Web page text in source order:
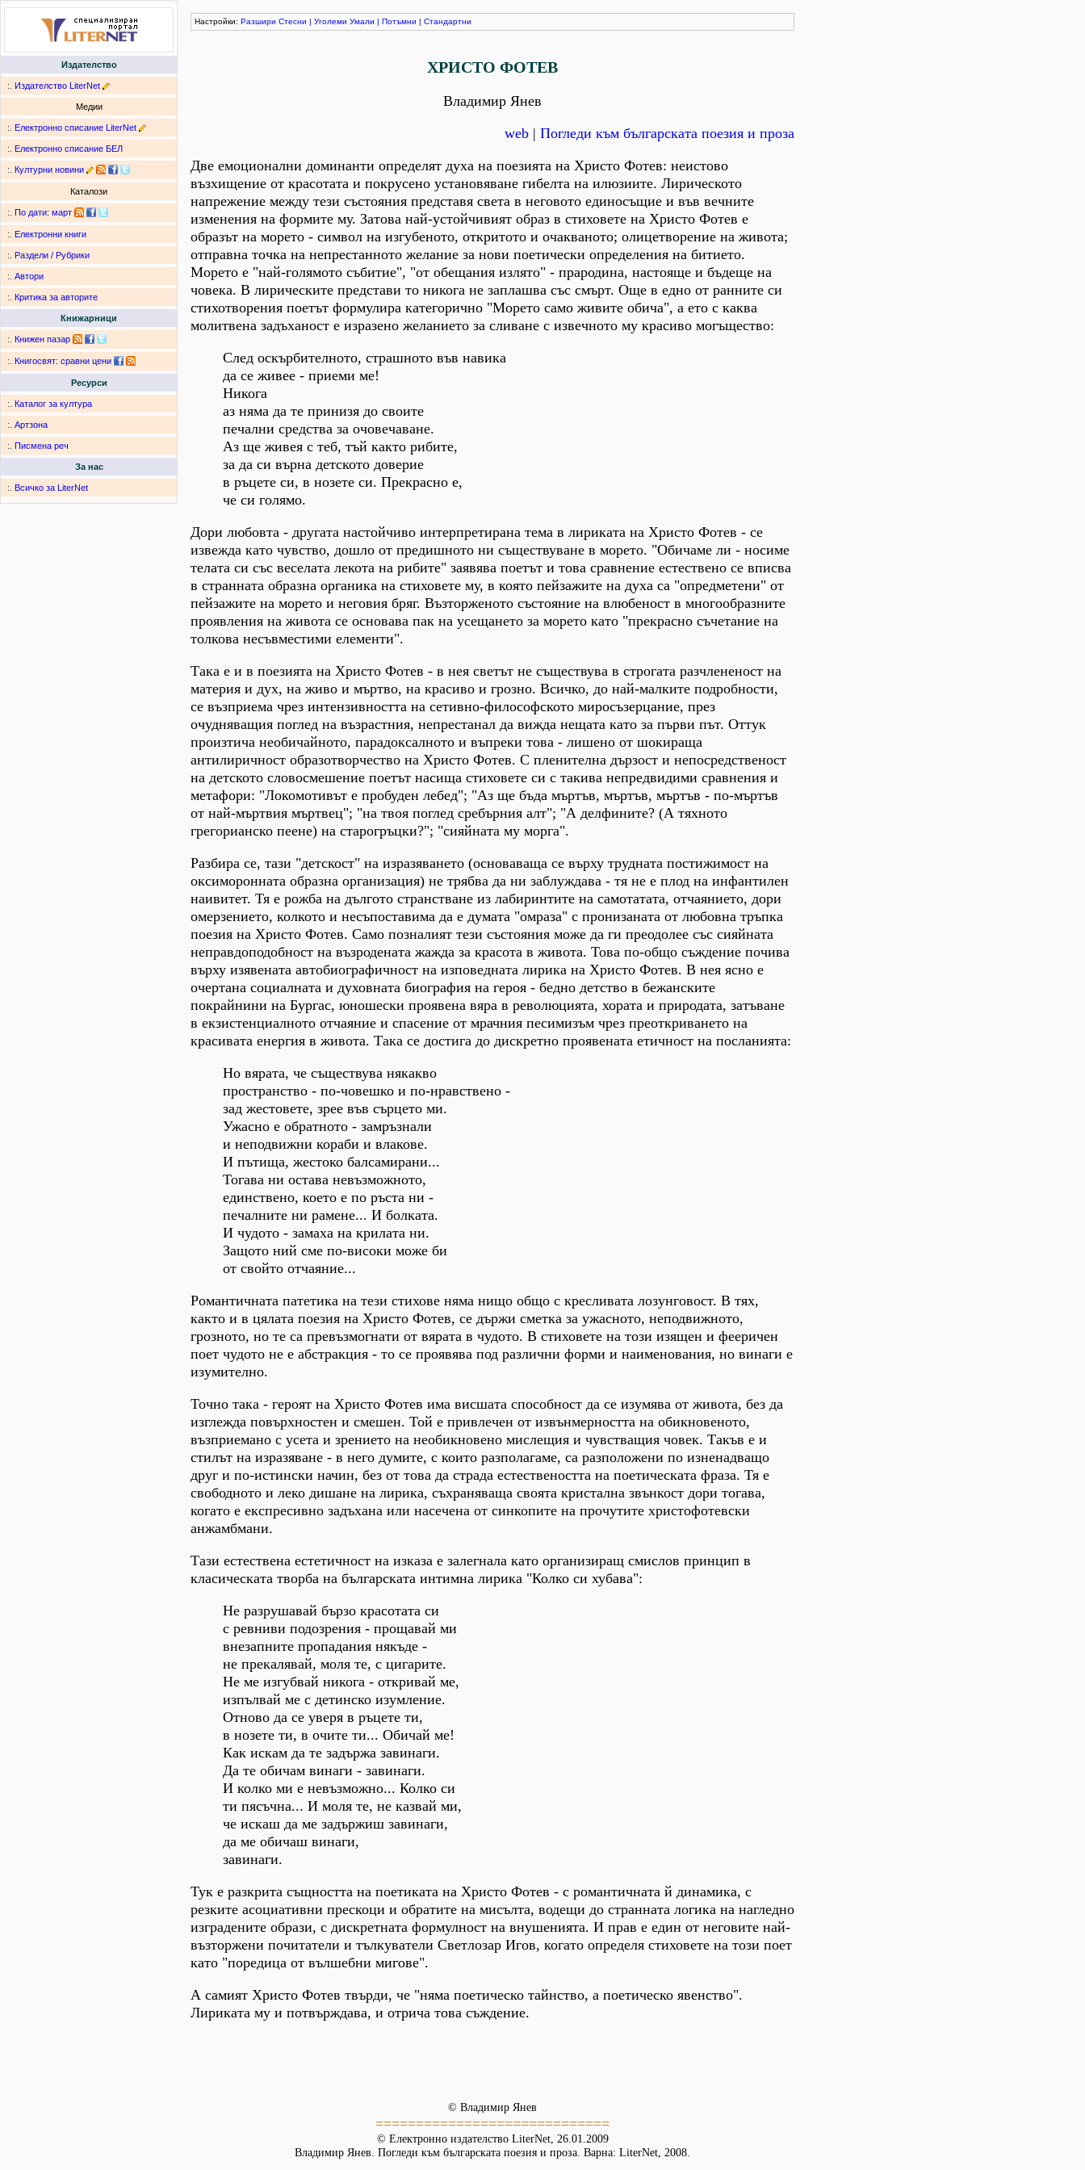
Издателство
:. Издателство LiterNet
Медии
:. Електронно списание LiterNet
:. Електронно списание БЕЛ
:. Културни новини
Каталози
:. По дати: март
:. Електронни книги
:. Раздели / Рубрики
:. Автори
:. Критика за авторите
Книжарници
:. Книжен пазар
:. Книгосвят: сравни цени
Ресурси
:. Каталог за култура
:. Артзона
:. Писмена реч
За нас
:. Всичко за LiterNet
Настройки: Разшири Стесни | Уголеми Умали | Потъмни | Стандартни
ХРИСТО ФОТЕВ
Владимир Янев
web | Погледи към българската поезия и проза
Две емоционални доминанти определят духа на поезията на Христо Фотев: неистово
възхищение от красотата и покрусено установяване гибелта на илюзиите. Лирическото
напрежение между тези състояния представя света в неговото единосъщие и във вечните
изменения на формите му. Затова най-устойчивият образ в стиховете на Христо Фотев е
образът на морето - символ на изгубеното, откритото и очакваното; олицетворение на живота;
отправна точка на непрестанното желание за нови поетически определения на битието.
Морето е "най-голямото събитие", "от обещания излято" - прародина, настояще и бъдеще на
човека. В лирическите представи то никога не заплашва със смърт. Още в едно от ранните си
стихотворения поетът формулира категорично "Морето само живите обича", а ето с каква
молитвена задъханост е изразено желанието за сливане с извечното му красиво могъщество:
След оскърбителното, страшното във навика
да се живее - приеми ме!
Никога
аз няма да те принизя до своите
печални средства за очовечаване.
Аз ще живея с теб, тъй както рибите,
за да си върна детското доверие
в ръцете си, в нозете си. Прекрасно е,
че си голямо.
Дори любовта - другата настойчиво интерпретирана тема в лириката на Христо Фотев - се
извежда като чувство, дошло от предишното ни съществуване в морето. "Обичаме ли - носиме
телата си със веселата лекота на рибите" заявява поетът и това сравнение естествено се вписва
в странната образна органика на стиховете му, в която пейзажите на духа са "опредметени" от
пейзажите на морето и неговия бряг. Възторженото състояние на влюбеност в многообразните
проявления на живота се основава пак на усещането за морето като "прекрасно съчетание на
толкова несъвместими елементи".
Така е и в поезията на Христо Фотев - в нея светът не съществува в строгата разчлененост на
материя и дух, на живо и мъртво, на красиво и грозно. Всичко, до най-малките подробности,
се възприема чрез интензивността на сетивно-философското миросъзерцание, през
очудняващия поглед на възрастния, непрестанал да вижда нещата като за първи път. Оттук
произтича необичайното, парадоксалното и въпреки това - лишено от шокираща
антилиричност образотворчество на Христо Фотев. С пленителна дързост и непосредственост
на детското словосмешение поетът насища стиховете си с такива непредвидими сравнения и
метафори: "Локомотивът е пробуден лебед"; "Аз ще бъда мъртъв, мъртъв, мъртъв - по-мъртъв
от най-мъртвия мъртвец"; "на твоя поглед сребърния алт"; "А делфините? (А тяхното
грегорианско пеене) на старогръцки?"; "сияйната му морга".
Разбира се, тази "детскост" на изразяването (основаваща се върху трудната постижимост на
оксиморонната образна организация) не трябва да ни заблуждава - тя не е плод на инфантилен
наивитет. Тя е рожба на дългото странстване из лабиринтите на самотатата, отчаянието, дори
омерзението, колкото и несъпоставима да е думата "омраза" с пронизаната от любовна тръпка
поезия на Христо Фотев. Само позналият тези състояния може да ги преодолее със сияйната
неправдоподобност на възродената жажда за красота в живота. Това по-общо съждение почива
върху изявената автобиографичност на изповедната лирика на Христо Фотев. В нея ясно е
очертана социалната и духовната биография на героя - бедно детство в бежанските
покрайнини на Бургас, юношески проявена вяра в революцията, хората и природата, затъване
в екзистенциалното отчаяние и спасение от мрачния песимизъм чрез преоткриването на
красивата енергия в живота. Така се достига до дискретно проявената етичност на посланията:
Но вярата, че съществува някакво
пространство - по-човешко и по-нравствено -
зад жестовете, зрее във сърцето ми.
Ужасно е обратното - замръзнали
и неподвижни кораби и влакове.
И пътища, жестоко балсамирани...
Тогава ни остава невъзможното,
единствено, което е по ръста ни -
печалните ни рамене... И болката.
И чудото - замаха на крилата ни.
Защото ний сме по-високи може би
от свойто отчаяние...
Романтичната патетика на тези стихове няма нищо общо с кресливата лозунговост. В тях,
както и в цялата поезия на Христо Фотев, се държи сметка за ужасното, неподвижното,
грозното, но те са превъзмогнати от вярата в чудото. В стиховете на този изящен и фееричен
поет чудото не е абстракция - то се проявява под различни форми и наименования, но винаги е
изумително.
Точно така - героят на Христо Фотев има висшата способност да се изумява от живота, без да
изглежда повърхностен и смешен. Той е привлечен от извънмерността на обикновеното,
възприемано с усета и зрението на необикновено мислещия и чувстващия човек. Такъв е и
стилът на изразяване - в него думите, с които разполагаме, са разположени по изненадващо
друг и по-истински начин, без от това да страда естествеността на поетическата фраза. Тя е
свободното и леко дишане на лирика, съхраняваща своята кристална звънкост дори тогава,
когато е експресивно задъхана или насечена от синкопите на прочутите христофотевски
анжамбмани.
Тази естествена естетичност на изказа е залегнала като организиращ смислов принцип в
класическата творба на българската интимна лирика "Колко си хубава":
Не разрушавай бързо красотата си
с ревниви подозрения - прощавай ми
внезапните пропадания някъде -
не прекалявай, моля те, с цигарите.
Не ме изгубвай никога - откривай ме,
изпълвай ме с детинско изумление.
Отново да се уверя в ръцете ти,
в нозете ти, в очите ти... Обичай ме!
Как искам да те задържа завинаги.
Да те обичам винаги - завинаги.
И колко ми е невъзможно... Колко си
ти пясъчна... И моля те, не казвай ми,
че искаш да ме задържиш завинаги,
да ме обичаш винаги,
завинаги.
Тук е разкрита същността на поетиката на Христо Фотев - с романтичната й динамика, с
резките асоциативни прескоци и обратите на мисълта, водещи до странната логика на нагледно
изградените образи, с дискретната формулност на внушенията. И прав е един от неговите най-
възторжени почитатели и тълкуватели Светлозар Игов, когато определя стиховете на този поет
като "поредица от вълшебни мигове".
А самият Христо Фотев твърди, че "няма поетическо тайнство, а поетическо явенство".
Лириката му и потвърждава, и отрича това съждение.
© Владимир Янев
=============================
© Електронно издателство LiterNet, 26.01.2009
Владимир Янев. Погледи към българската поезия и проза. Варна: LiterNet, 2008.